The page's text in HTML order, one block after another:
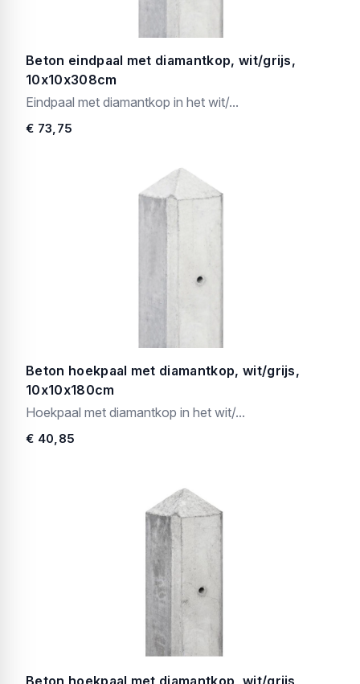
Beton eindpaal met diamantkop, wit/grijs,
10x10x308cm
Eindpaal met diamantkop in het wit/...
€ 73,75
Beton hoekpaal met diamantkop, wit/grijs,
10x10x180cm
Hoekpaal met diamantkop in het wit/...
€ 40,85
Beton hoekpaal met diamantkop, wit/grijs,